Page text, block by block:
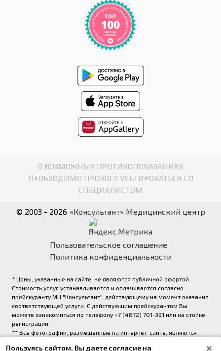
О ВОЗМОЖНЫХ ПРОТИВОПОКАЗАНИЯХ
НЕОБХОДИМО ПРОКОНСУЛЬТИРОВАТЬСЯ СО
СПЕЦИАЛИСТОМ
© 2003 - 2026 «Консультант» Медицинский центр
Пользовательское соглашение
Политика конфиденциальности
* Цены, указанные на сайте, не являются публичной офертой.
Стоимость услуг устанавливается и оплачивается согласно
прейскуранту МЦ "Консультант", действующему на момент оказания
соответствующей услуги. С действующим прейскурантом Вы
можете ознакомиться по телефону +7 (4872) 701-391 или на стойке
регистрации.
** Все фотографии, размещенные на интернет-сайте, являются
Пользуясь сайтом, Вы даете согласие на